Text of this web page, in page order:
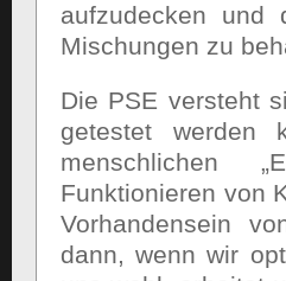
aufzudecken und
Mischungen zu
Die PSE versteht
getestet werden
menschlichen
Funktionieren von
Vorhandensein
dann, wenn wir